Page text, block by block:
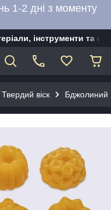
1-2 дні з моменту
інструменти та
Твердий віск Бджолиний